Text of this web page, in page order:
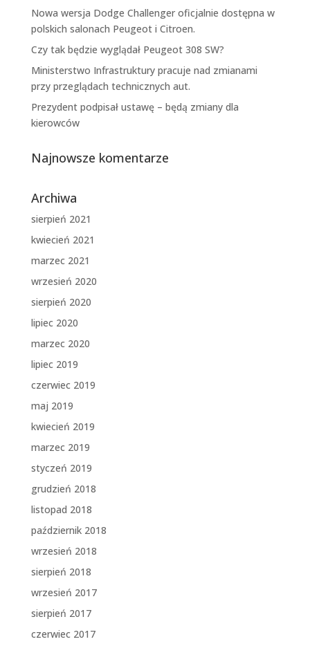
Nowa wersja Dodge Challenger oficjalnie dostępna w
polskich salonach Peugeot i Citroen.
Czy tak będzie wyglądał Peugeot 308 SW?
Ministerstwo Infrastruktury pracuje nad zmianami
przy przeglądach technicznych aut.
Prezydent podpisał ustawę – będą zmiany dla
kierowców
Najnowsze komentarze
Archiwa
sierpień 2021
kwiecień 2021
marzec 2021
wrzesień 2020
sierpień 2020
lipiec 2020
marzec 2020
lipiec 2019
czerwiec 2019
maj 2019
kwiecień 2019
marzec 2019
styczeń 2019
grudzień 2018
listopad 2018
październik 2018
wrzesień 2018
sierpień 2018
wrzesień 2017
sierpień 2017
czerwiec 2017